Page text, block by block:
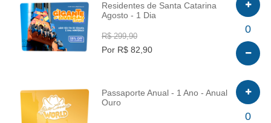
INFO
Residentes de Santa Catarina
Agosto - 1 Dia
R$ 299,90
Por R$ 82,90
0
INFO
Passaporte Anual - 1 Ano - Anual
Ouro
0